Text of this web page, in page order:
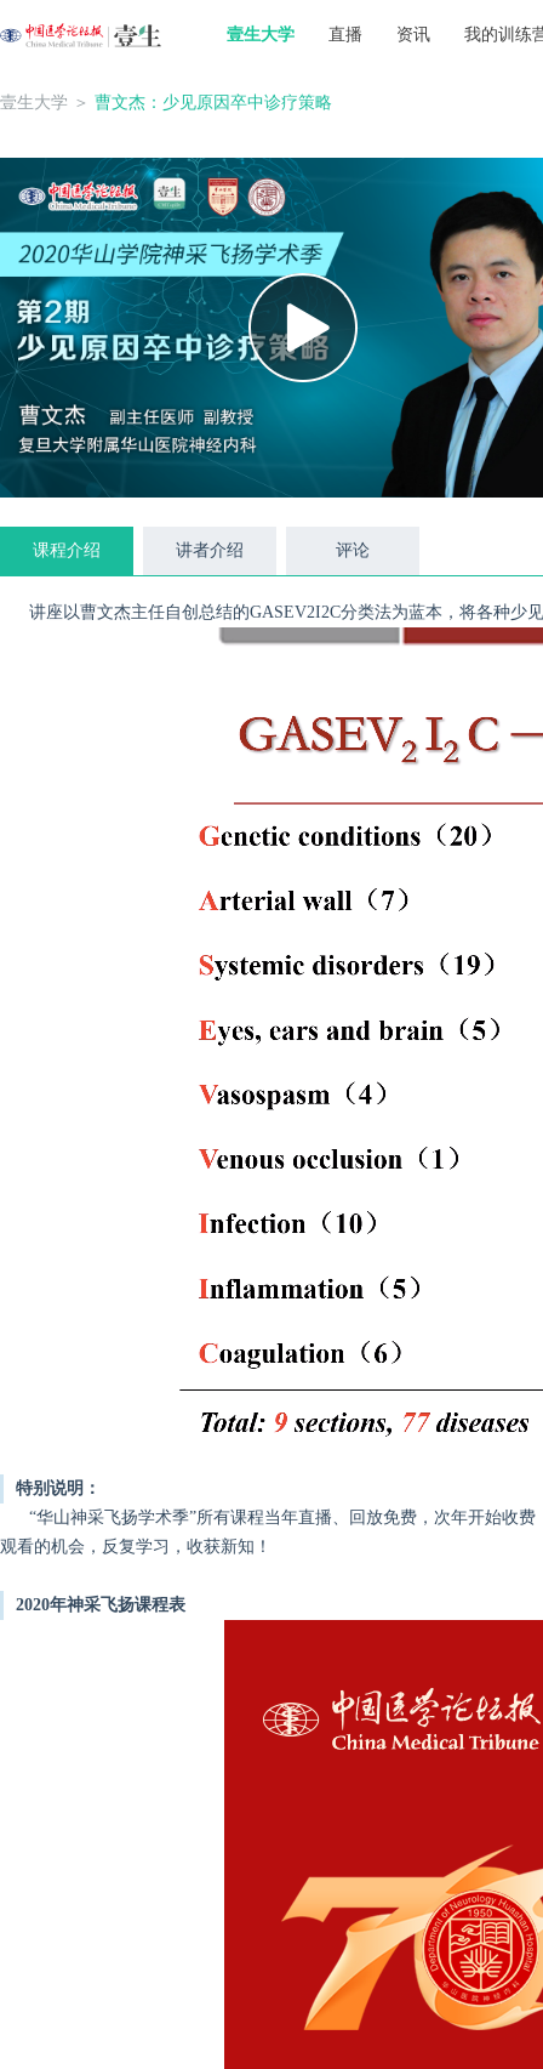
壹生大学 直播 资讯 我的训练
壹生大学 ＞ 曹文杰：少见原因卒中诊疗策略
课程介绍 讲者介绍 评论
讲座以曹文杰主任自创总结的GASEV2I2C分类法为蓝本，将各种少
特别说明：
“华山神采飞扬学术季”所有课程当年直播、回放免费，次年开始收费
观看的机会，反复学习，收获新知！
2020年神采飞扬课程表